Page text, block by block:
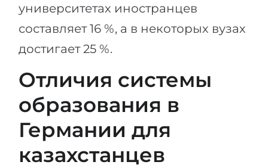
Земли
Города
Профессии
Специальности
Примеры вакансий
КАРЬЕРНОЕ ОРИЕНТИРОВАНИЕ
Бакалавриата
Магистратуры
ПОСТУПАЕМ НА...
Медицина
Инженерия
Физика
Менеджмент
Другая специальность
университетах иностранцев
составляет 16 %, а в некоторых вузах
достигает 25 %.
Отличия системы
образования в
Германии для
казахстанцев